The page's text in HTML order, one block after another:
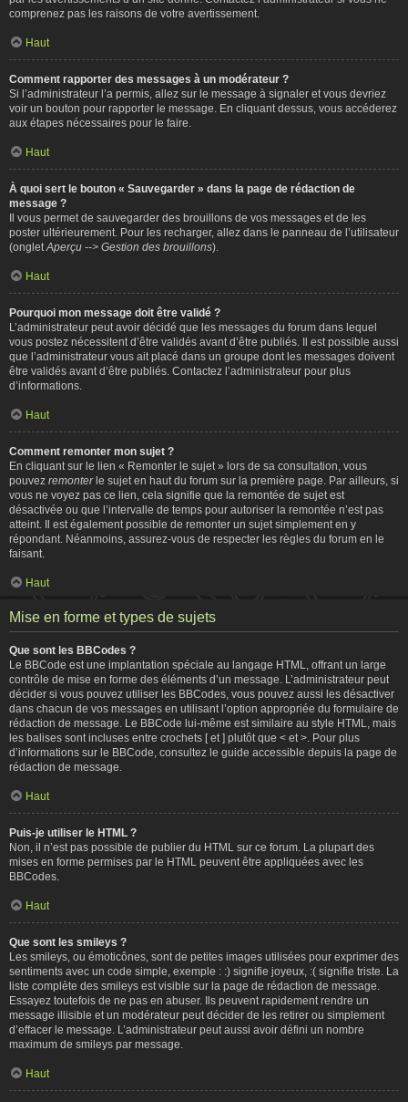
comprenez pas les raisons de votre avertissement.
Haut
Comment rapporter des messages à un modérateur ?
Si l’administrateur l’a permis, allez sur le message à signaler et vous devriez
voir un bouton pour rapporter le message. En cliquant dessus, vous accéderez
aux étapes nécessaires pour le faire.
Haut
À quoi sert le bouton « Sauvegarder » dans la page de rédaction de
message ?
Il vous permet de sauvegarder des brouillons de vos messages et de les
poster ultérieurement. Pour les recharger, allez dans le panneau de l’utilisateur
(onglet Aperçu --> Gestion des brouillons).
Haut
Pourquoi mon message doit être validé ?
L’administrateur peut avoir décidé que les messages du forum dans lequel
vous postez nécessitent d’être validés avant d’être publiés. Il est possible aussi
que l’administrateur vous ait placé dans un groupe dont les messages doivent
être validés avant d’être publiés. Contactez l’administrateur pour plus
d’informations.
Haut
Comment remonter mon sujet ?
En cliquant sur le lien « Remonter le sujet » lors de sa consultation, vous
pouvez remonterle sujet en haut du forum sur la première page. Par ailleurs, si
vous ne voyez pas ce lien, cela signifie que la remontée de sujet est
désactivée ou que l’intervalle de temps pour autoriser la remontée n’est pas
atteint. Il est également possible de remonter un sujet simplement en y
répondant. Néanmoins, assurez-vous de respecter les règles du forum en le
faisant.
Haut
Mise en forme et types de sujets
Que sont les BBCodes ?
Le BBCode est une implantation spéciale au langage HTML, offrant un large
contrôle de mise en forme des éléments d’un message. L’administrateur peut
décider si vous pouvez utiliser les BBCodes, vous pouvez aussi les désactiver
dans chacun de vos messages en utilisant l’option appropriée du formulaire de
rédaction de message. Le BBCode lui-même est similaire au style HTML, mais
les balises sont incluses entre crochets [ et ] plutôt que < et >. Pour plus
d’informations sur le BBCode, consultez le guide accessible depuis la page de
rédaction de message.
Haut
Puis-je utiliser le HTML ?
Non, il n’est pas possible de publier du HTML sur ce forum. La plupart des
mises en forme permises par le HTML peuvent être appliquées avec les
BBCodes.
Haut
Que sont les smileys ?
Les smileys, ou émoticônes, sont de petites images utilisées pour exprimer des
sentiments avec un code simple, exemple : :) signifie joyeux, :( signifie triste. La
liste complète des smileys est visible sur la page de rédaction de message.
Essayez toutefois de ne pas en abuser. Ils peuvent rapidement rendre un
message illisible et un modérateur peut décider de les retirer ou simplement
d’effacer le message. L’administrateur peut aussi avoir défini un nombre
maximum de smileys par message.
Haut